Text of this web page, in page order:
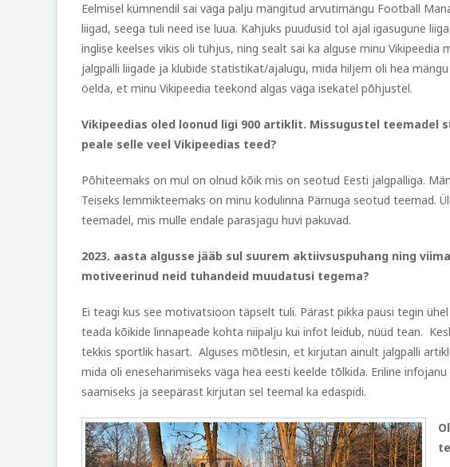
Eelmisel kümnendil sai väga palju mängitud arvutimängu Football
liigad, seega tuli need ise luua. Kahjuks puudusid tol ajal igasugune
inglise keelses vikis oli tühjus, ning sealt sai ka alguse minu Vikipeedia
jalgpalli liigade ja klubide statistikat/ajalugu, mida hiljem oli hea
öelda, et minu Vikipeedia teekond algas väga isekatel põhjustel.
Vikipeedias oled loonud ligi 900 artiklit. Missugustel teemadel
peale selle veel Vikipeedias teed?
Põhiteemaks on mul on olnud kõik mis on seotud Eesti jalgpalliga.
Teiseks lemmikteemaks on minu kodulinna Pärnuga seotud teemad.
teemadel, mis mulle endale parasjagu huvi pakuvad.
2023. aasta algusse jääb sul suurem aktiivsuspuhang ning
motiveerinud neid tuhandeid muudatusi tegema?
Ei teagi kus see motivatsioon täpselt tuli. Pärast pikka pausi tegin
teada kõikide linnapeade kohta niipalju kui infot leidub, nüüd tean.
tekkis sportlik hasart. Alguses mõtlesin, et kirjutan ainult jalgpalli
mida oli eneseharimiseks väga hea eesti keelde tõlkida. Eriline
saamiseks ja seepärast kirjutan sel teemal ka edaspidi.